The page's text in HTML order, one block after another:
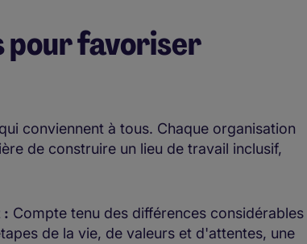
pour favoriser
conviennent à tous. Chaque organisation
de construire un lieu de travail inclusif,
: Compte tenu des différences considérables
de la vie, de valeurs et d'attentes, une